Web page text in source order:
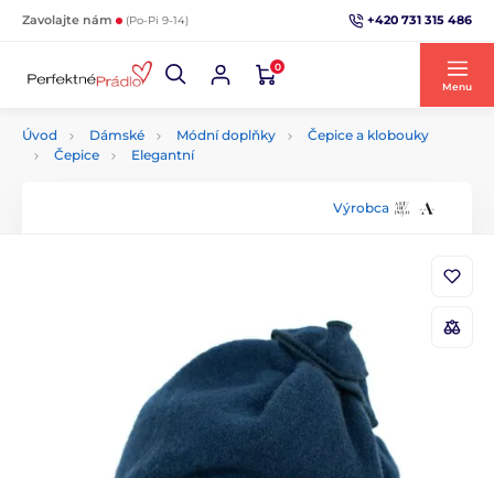
Zavolajte nám (Po-Pi 9-14) +420 731 315 486
0
Menu
Úvod Dámské Módní doplňky
Čepice a klobouky
Čepice
Elegantní
Výrobca